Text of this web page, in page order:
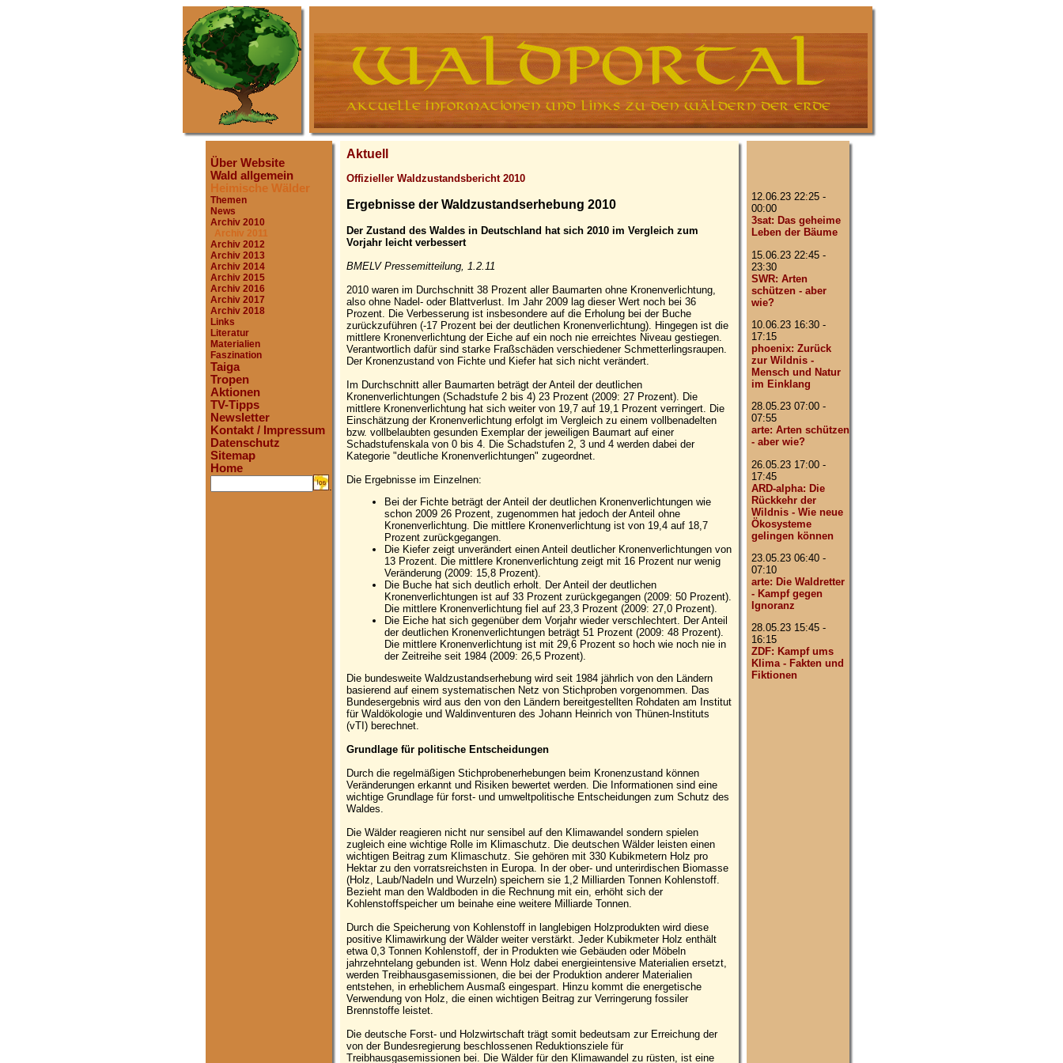
Über Website
Wald allgemein
Heimische Wälder
Themen
News
Archiv 2010
Archiv 2011
Archiv 2012
Archiv 2013
Archiv 2014
Archiv 2015
Archiv 2016
Archiv 2017
Archiv 2018
Links
Literatur
Materialien
Faszination
Taiga
Tropen
Aktionen
TV-Tipps
Newsletter
Kontakt / Impressum
Datenschutz
Sitemap
Home
.
Aktuell
Offizieller Waldzustandsbericht 2010
Ergebnisse der Waldzustandserhebung 2010
Der Zustand des Waldes in Deutschland hat sich 2010 im Vergleich zum
Vorjahr leicht verbessert
BMELV Pressemitteilung, 1.2.11
2010 waren im Durchschnitt 38 Prozent aller Baumarten ohne Kronenverlichtung,
also ohne Nadel- oder Blattverlust. Im Jahr 2009 lag dieser Wert noch bei 36
Prozent. Die Verbesserung ist insbesondere auf die Erholung bei der Buche
zurückzuführen (-17 Prozent bei der deutlichen Kronenverlichtung). Hingegen ist die
mittlere Kronenverlichtung der Eiche auf ein noch nie erreichtes Niveau gestiegen.
Verantwortlich dafür sind starke Fraßschäden verschiedener Schmetterlingsraupen.
Der Kronenzustand von Fichte und Kiefer hat sich nicht verändert.
Im Durchschnitt aller Baumarten beträgt der Anteil der deutlichen
Kronenverlichtungen (Schadstufe 2 bis 4) 23 Prozent (2009: 27 Prozent). Die
mittlere Kronenverlichtung hat sich weiter von 19,7 auf 19,1 Prozent verringert. Die
Einschätzung der Kronenverlichtung erfolgt im Vergleich zu einem vollbenadelten
bzw. vollbelaubten gesunden Exemplar der jeweiligen Baumart auf einer
Schadstufenskala von 0 bis 4. Die Schadstufen 2, 3 und 4 werden dabei der
Kategorie "deutliche Kronenverlichtungen" zugeordnet.
Die Ergebnisse im Einzelnen:
Bei der Fichte beträgt der Anteil der deutlichen Kronenverlichtungen wie
schon 2009 26 Prozent, zugenommen hat jedoch der Anteil ohne
Kronenverlichtung. Die mittlere Kronenverlichtung ist von 19,4 auf 18,7
Prozent zurückgegangen.
Die Kiefer zeigt unverändert einen Anteil deutlicher Kronenverlichtungen von
13 Prozent. Die mittlere Kronenverlichtung zeigt mit 16 Prozent nur wenig
Veränderung (2009: 15,8 Prozent).
Die Buche hat sich deutlich erholt. Der Anteil der deutlichen
Kronenverlichtungen ist auf 33 Prozent zurückgegangen (2009: 50 Prozent).
Die mittlere Kronenverlichtung fiel auf 23,3 Prozent (2009: 27,0 Prozent).
Die Eiche hat sich gegenüber dem Vorjahr wieder verschlechtert. Der Anteil
der deutlichen Kronenverlichtungen beträgt 51 Prozent (2009: 48 Prozent).
Die mittlere Kronenverlichtung ist mit 29,6 Prozent so hoch wie noch nie in
der Zeitreihe seit 1984 (2009: 26,5 Prozent).
Die bundesweite Waldzustandserhebung wird seit 1984 jährlich von den Ländern
basierend auf einem systematischen Netz von Stichproben vorgenommen. Das
Bundesergebnis wird aus den von den Ländern bereitgestellten Rohdaten am Institut
für Waldökologie und Waldinventuren des Johann Heinrich von Thünen-Instituts
(vTI) berechnet.
Grundlage für politische Entscheidungen
Durch die regelmäßigen Stichprobenerhebungen beim Kronenzustand können
Veränderungen erkannt und Risiken bewertet werden. Die Informationen sind eine
wichtige Grundlage für forst- und umweltpolitische Entscheidungen zum Schutz des
Waldes.
Die Wälder reagieren nicht nur sensibel auf den Klimawandel sondern spielen
zugleich eine wichtige Rolle im Klimaschutz. Die deutschen Wälder leisten einen
wichtigen Beitrag zum Klimaschutz. Sie gehören mit 330 Kubikmetern Holz pro
Hektar zu den vorratsreichsten in Europa. In der ober- und unterirdischen Biomasse
(Holz, Laub/Nadeln und Wurzeln) speichern sie 1,2 Milliarden Tonnen Kohlenstoff.
Bezieht man den Waldboden in die Rechnung mit ein, erhöht sich der
Kohlenstoffspeicher um beinahe eine weitere Milliarde Tonnen.
Durch die Speicherung von Kohlenstoff in langlebigen Holzprodukten wird diese
positive Klimawirkung der Wälder weiter verstärkt. Jeder Kubikmeter Holz enthält
etwa 0,3 Tonnen Kohlenstoff, der in Produkten wie Gebäuden oder Möbeln
jahrzehntelang gebunden ist. Wenn Holz dabei energieintensive Materialien ersetzt,
werden Treibhausgasemissionen, die bei der Produktion anderer Materialien
entstehen, in erheblichem Ausmaß eingespart. Hinzu kommt die energetische
Verwendung von Holz, die einen wichtigen Beitrag zur Verringerung fossiler
Brennstoffe leistet.
Die deutsche Forst- und Holzwirtschaft trägt somit bedeutsam zur Erreichung der
von der Bundesregierung beschlossenen Reduktionsziele für
Treibhausgasemissionen bei. Die Wälder für den Klimawandel zu rüsten, ist eine
12.06.23 22:25 -
00:00
3sat: Das geheime
Leben der Bäume
15.06.23 22:45 -
23:30
SWR: Arten
schützen - aber
wie?
10.06.23 16:30 -
17:15
phoenix: Zurück
zur Wildnis -
Mensch und Natur
im Einklang
28.05.23 07:00 -
07:55
arte: Arten schützen
- aber wie?
26.05.23 17:00 -
17:45
ARD-alpha: Die
Rückkehr der
Wildnis - Wie neue
Ökosysteme
gelingen können
23.05.23 06:40 -
07:10
arte: Die Waldretter
- Kampf gegen
Ignoranz
28.05.23 15:45 -
16:15
ZDF: Kampf ums
Klima - Fakten und
Fiktionen